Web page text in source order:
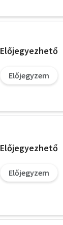
Előjegyezhető
Előjegyzem
Előjegyezhető
Előjegyzem